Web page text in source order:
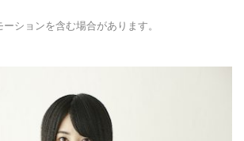
ションを含む場合があります。